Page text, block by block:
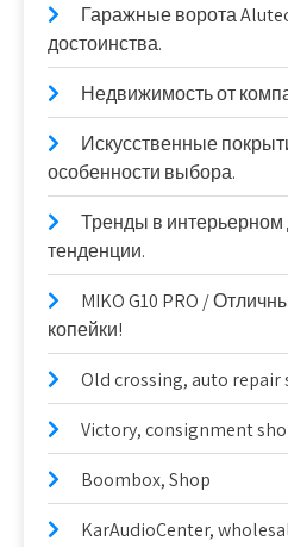
Гаражные ворота
достоинства.
Недвижимость от
Искусственные
особенности выбора.
Тренды в интерьерном
тенденции.
MIKO G10 PRO /
копейки!
Old crossing, auto repair
Victory, consignment
Boombox, Shop
KarAudioCenter,